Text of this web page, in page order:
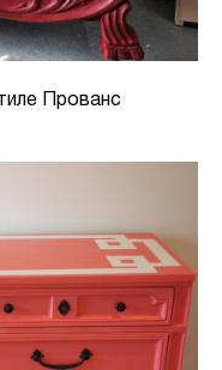
Прованс